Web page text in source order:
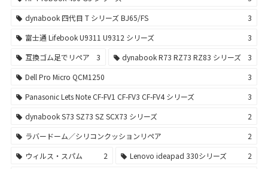
dynabook 四代目 T シリーズ BJ65/FS
3
富士通 Lifebook U9311 U9312 シリーズ
3
互換ゴム足でリペア
3 dynabook R73 RZ73 RZ83 シリーズ
3
Dell Pro Micro QCM1250
3
Panasonic Lets Note CF-FV1 CF-FV3 CF-FV4 シリーズ
3
dynabook S73 SZ73 SZ SCX73 シリーズ
2
ラバードーム／シリコンクッションリペア
2
ウィルス・スパム
2 Lenovo ideapad 330シリーズ
2